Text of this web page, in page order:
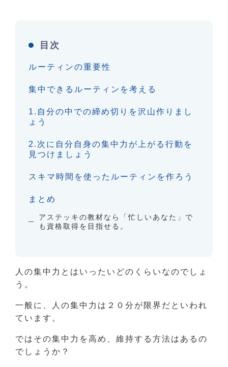
目次
ルーティンの重要性
集中できるルーティンを考える
1.自分の中での締め切りを沢山作りまし
ょう
2.次に自分自身の集中力が上がる行動を
見つけましょう
スキマ時間を使ったルーティンを作ろう
まとめ
アステッキの教材なら「忙しいあなた」で
も資格取得を目指せる。
人の集中力とはいったいどのくらいなのでしょ
う。
一般に、人の集中力は２０分が限界だといわれ
ています。
ではその集中力を高め、維持する方法はあるの
でしょうか？